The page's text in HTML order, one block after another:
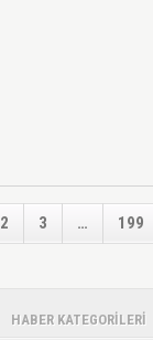
2 3 … 199
HABER KATEGORİLERİ